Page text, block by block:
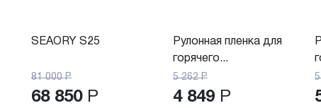
SEAORY S25
81 000 Р
68 850 Р
Рулонная пленка для
горячего...
5 262 Р
4 849 Р